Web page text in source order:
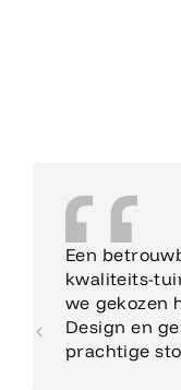
Een
kwaliteits-
we gekozen
Design en
prachtige